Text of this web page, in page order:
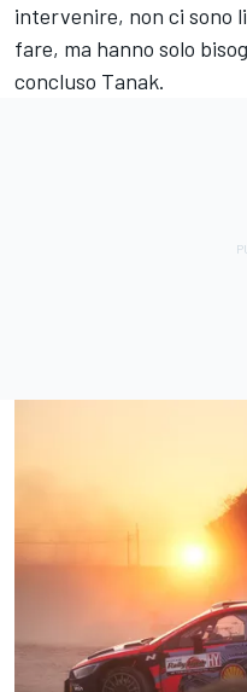
intervenire, non ci sono
fare, ma hanno solo
concluso Tanak.